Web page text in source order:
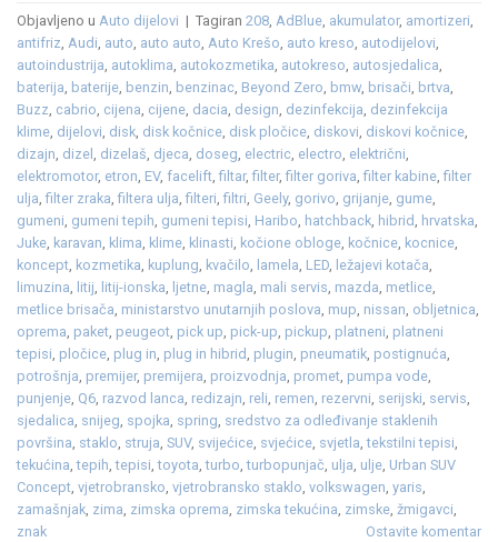
Objavljeno u Auto dijelovi | Tagiran 208, AdBlue, akumulator, amortizeri,
antifriz, Audi, auto, auto auto, Auto Krešo, auto kreso, autodijelovi,
autoindustrija, autoklima, autokozmetika, autokreso, autosjedalica,
baterija, baterije, benzin, benzinac, Beyond Zero, bmw, brisači, brtva,
Buzz, cabrio, cijena, cijene, dacia, design, dezinfekcija, dezinfekcija
klime, dijelovi, disk, disk kočnice, disk pločice, diskovi, diskovi kočnice,
dizajn, dizel , dizelaš, djeca, doseg, electric, electro, električni,
elektromotor, etron, EV, facelift,filtar,filter,filter goriva,filter kabine,filter
ulja,filter zraka,filtera ulja,filteri,filtri, Geely, gorivo, grijanje, gume,
gumeni, gumeni tepih, gumeni tepisi, Haribo, hatchback, hibrid, hrvatska,
Juke, karavan, klima, klime, klinasti, kočione obloge, kočnice, kocnice,
koncept, kozmetika, kuplung, kvačilo, lamela, LED, ležajevi kotača,
limuzina, litij, litij-ionska, ljetne, magla, mali servis, mazda, metlice,
metlice brisača, ministarstvo unutarnjih poslova, mup, nissan, obljetnica,
oprema, paket, peugeot, pick up, pick-up, pickup, platneni, platneni
tepisi, pločice, plug in, plug in hibrid, plugin, pneumatik, postignuća,
potrošnja, premijer, premijera, proizvodnja, promet, pumpa vode,
punjenje, Q6, razvod lanca, redizajn, reli, remen, rezervni, serijski, servis,
sjedalica, snijeg, spojka, spring, sredstvo za odleđivanje staklenih
površina, staklo, struja, SUV, svijećice, svjećice, svjetla,tekstilni tepisi,
tekućina,tepih,tepisi,toyota,turbo,turbopunjač, ulja, ulje, Urban SUV
Concept, vjetrobransko, vjetrobransko staklo, volkswagen, yaris,
zamašnjak, zima, zimska oprema, zimska tekućina, zimske, žmigavci,
znak
Ostavite komentar